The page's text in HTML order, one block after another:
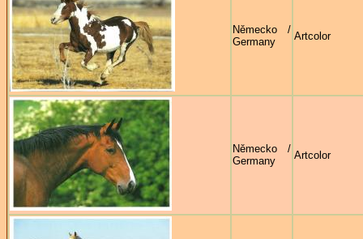
Německo /
Germany
Artcolor
Německo /
Germany
Artcolor